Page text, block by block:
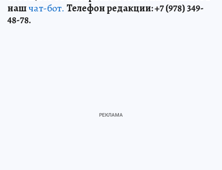
нашчат-бот. Телефон редакции: +7 (978) 349-
48-78.